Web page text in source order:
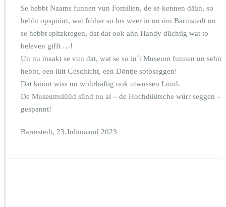
Se hebbt Naams funnen vun Fomilien, de se kennen dään, so
hebbt opspöört, wat fröher so los weer in un üm Barmstedt un
se hebbt spitzkregen, dat dat ook ahn Handy düchtig wat to
beleven gifft …!
Un nu maakt se vun dat, wat se so in´t Museum funnen un sehn
hebbt, een lütt Geschicht, een Döntje sotoseggen!
Dat köönt wiss un wohrhaftig ook utwussen Lüüd.
De Museumslüüd sünd nu al – de Hochdüütsche würr seggen –
gespannt!
Barmstedt, 23.Julimaand 2023